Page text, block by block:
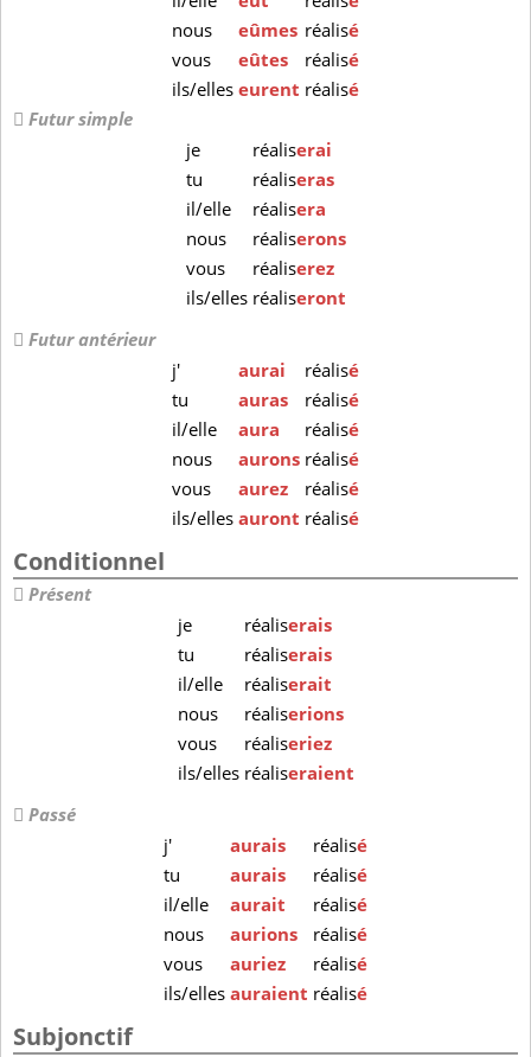
nous
eûmes réalisé
vous
eûtes réalisé
ils/elleseurent réalisé
Futur simple
je
réaliserai
tu
réaliseras
il/elle
réalisera
nous
réaliserons
vous
réaliserez
ils/elles réaliseront
Futur antérieur
j'
aurai réalisé
tu
auras réalisé
il/elle
aura réalisé
nous
aurons réalisé
vous
aurez réalisé
ils/ellesauront réalisé
Conditionnel
Présent
je
réaliserais
tu
réaliserais
il/elle
réaliserait
nous
réaliserions
vous
réaliseriez
ils/elles réaliseraient
Passé
j'
aurais réalisé
tu
aurais réalisé
il/elle
aurait réalisé
nous
aurions réalisé
vous
auriez réalisé
ils/ellesauraient réalisé
Subjonctif